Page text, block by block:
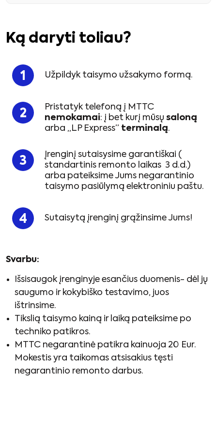
Ką daryti toliau?
Užpildyk taisymo užsakymo formą.
Pristatyk telefoną į MTTC
nemokamai: į bet kurį mūsų saloną
arba „LP Express” terminalą.
Įrenginį sutaisysime garantiškai (
standartinis remonto laikas 3 d.d.)
arba pateiksime Jums negarantinio
taisymo pasiūlymą elektroniniu paštu.
Sutaisytą įrenginį grąžinsime Jums!
Svarbu:
Išsisaugok įrenginyje esančius duomenis- dėl jų
saugumo ir kokybiško testavimo, juos
ištrinsime.
Tikslią taisymo kainą ir laiką pateiksime po
techniko patikros.
MTTC negarantinė patikra kainuoja 20 Eur.
Mokestis yra taikomas atsisakius tęsti
negarantinio remonto darbus.